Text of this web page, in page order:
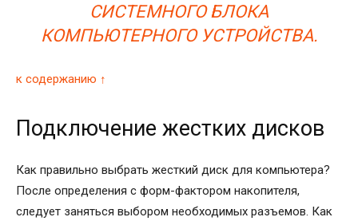
СИСТЕМНОГО БЛОКА
КОМПЬЮТЕРНОГО УСТРОЙСТВА.
к содержанию ↑
Подключение жестких дисков
Как правильно выбрать жесткий диск для компьютера?
После определения с форм-фактором накопителя,
следует заняться выбором необходимых разъемов. Как